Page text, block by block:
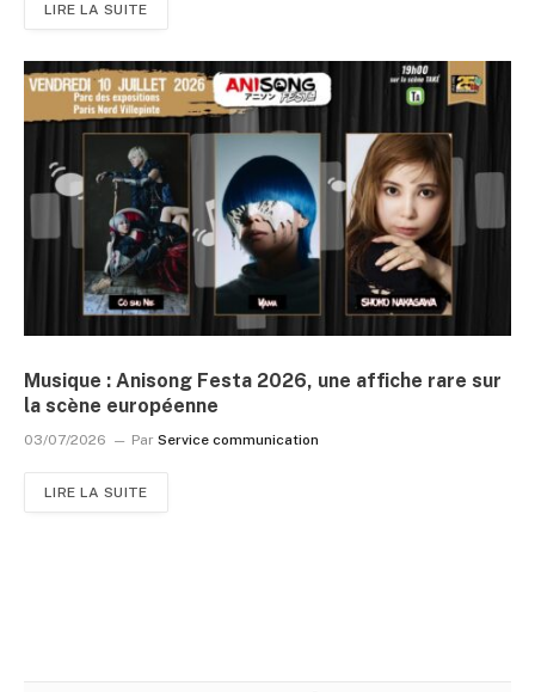
LIRE LA SUITE
Musique : Anisong Festa 2026, une affiche rare sur
la scène européenne
03/07/2026 Par Service communication
LIRE LA SUITE